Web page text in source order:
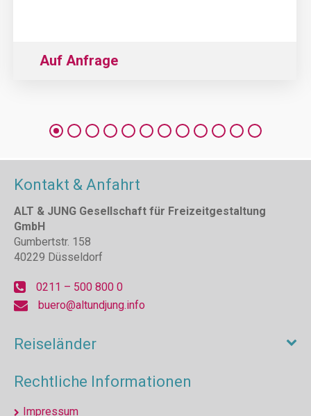
Auf Anfrage
Kontakt & Anfahrt
ALT & JUNG Gesellschaft für Freizeitgestaltung
GmbH
Gumbertstr. 158
40229 Düsseldorf
0211 – 500 800 0
buero@altundjung.info
Reiseländer
Rechtliche Informationen
Impressum